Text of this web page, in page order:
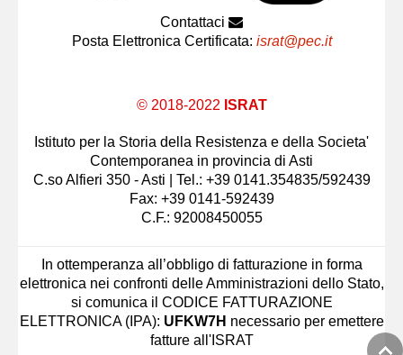
Contattaci
Posta Elettronica Certificata: israt@pec.it
© 2018-2022 ISRAT
Istituto per la Storia della Resistenza e della Societa'
Contemporanea in provincia di Asti
C.so Alfieri 350 - Asti | Tel.: +39 0141.354835/592439
Fax: +39 0141-592439
C.F.: 92008450055
In ottemperanza all’obbligo di fatturazione in forma
elettronica nei confronti delle Amministrazioni dello Stato,
si comunica il CODICE FATTURAZIONE
ELETTRONICA (IPA): UFKW7H necessario per emettere
fatture all'ISRAT